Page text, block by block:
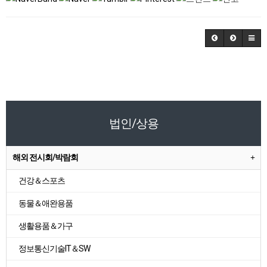
법인/상용
해외 전시회/박람회
건강＆스포츠
동물＆애완용품
생활용품＆가구
정보통신기술IT＆SW